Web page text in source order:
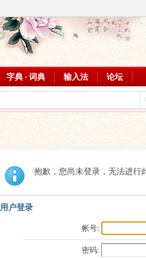
字典 · 词典 输入法 论坛
抱歉，您尚未登录，无法进行
用户登录
帐号:
密码: